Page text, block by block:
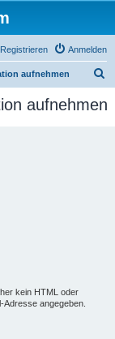
Anmelden
Registrieren
aufnehmen
c
aufnehmen
kein HTML oder
angegeben.